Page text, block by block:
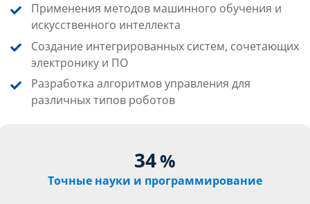
Применения методов машинного обучения и
искусственного интеллекта
Создание интегрированных систем, сочетающих
электронику и ПО
Разработка алгоритмов управления для
различных типов роботов
34%
Точные науки и программирование